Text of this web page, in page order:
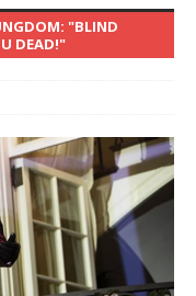
"BLIND
DEAD!"